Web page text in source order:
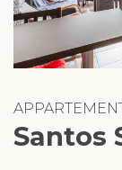
Santos